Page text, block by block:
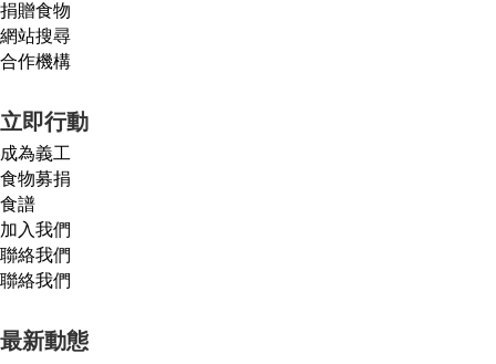
捐贈食物
網站搜尋
合作機構
立即行動
成為義工
食物募捐
食譜
加入我們
聯絡我們
聯絡我們
最新動態